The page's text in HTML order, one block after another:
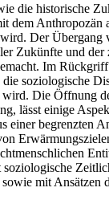
die historische
dem Anthropozän
Der
Zukünfte und der
Im
soziologische
Die Öffnung
lässt einige
begrenzten
mit Ansätzen